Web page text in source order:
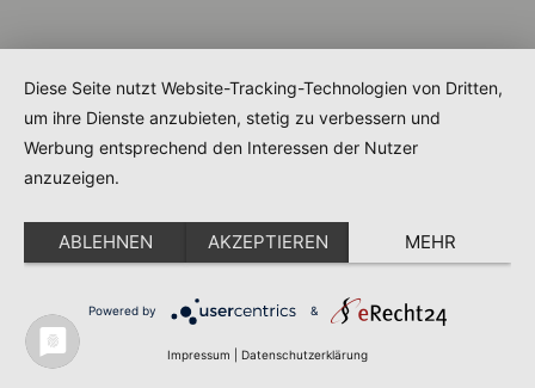
Diese Seite nutzt Website-Tracking-Technologien von Dritten,
um ihre Dienste anzubieten, stetig zu verbessern und
Werbung entsprechend den Interessen der Nutzer
anzuzeigen.
ABLEHNEN AKZEPTIEREN MEHR
Powered by &
Impressum Datenschutzerklärung